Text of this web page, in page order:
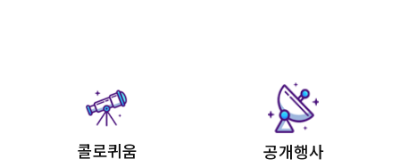
콜로퀴움 공개행사